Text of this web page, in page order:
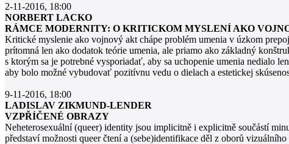
2-11-2016, 18:00
NORBERT LACKO
RÁMCE MODERNITY: O KRITICKOM MYSLENÍ AKO
Kritické myslenie ako vojnový akt chápe problém umenia v úzkom
prítomná len ako dodatok teórie umenia, ale priamo ako základný
s ktorým sa je potrebné vysporiadať, aby sa uchopenie umenia nedialo
aby bolo možné vybudovať pozitívnu vedu o dielach a estetickej
9-11-2016, 18:00
LADISLAV ZIKMUND-LENDER
VZPŘÍČENÉ OBRAZY
Neheterosexuální (queer) identity jsou implicitně i explicitně součástí
představí možnosti queer čtení a (sebe)identifikace děl z oborů